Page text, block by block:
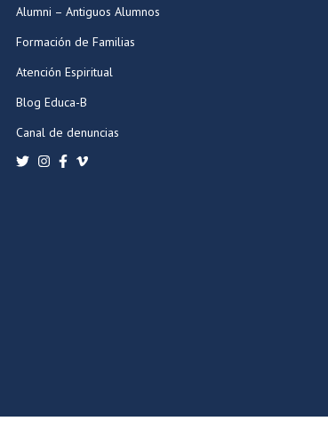
Alumni – Antiguos Alumnos
Formación de Familias
Atención Espiritual
Blog Educa-B
Canal de denuncias